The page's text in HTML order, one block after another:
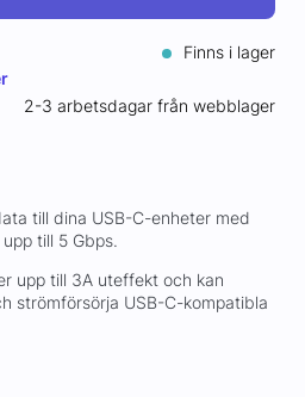
Finns i lager
2-3 arbetsdagar från webblager
till dina USB-C-enheter med
till 5 Gbps.
upp till 3A uteffekt och kan
strömförsörja USB-C-kompatibla